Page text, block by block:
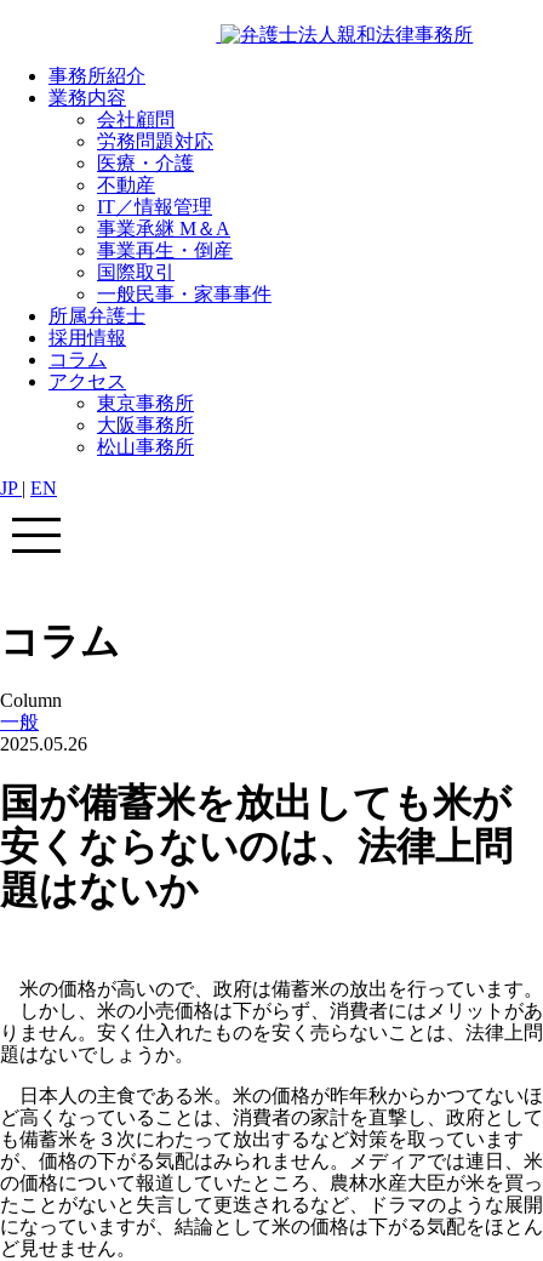
事務所紹介
業務内容
会社顧問
労務問題対応
医療・介護
不動産
IT／情報管理
事業承継 M＆A
事業再生・倒産
国際取引
一般民事・家事事件
所属弁護士
採用情報
コラム
アクセス
東京事務所
大阪事務所
松山事務所
JP | EN
コラム
Column
一般
2025.05.26
国が備蓄米を放出しても米が
安くならないのは、法律上問
題はないか
米の価格が高いので、政府は備蓄米の放出を行っています。
しかし、米の小売価格は下がらず、消費者にはメリットがあ
りません。安く仕入れたものを安く売らないことは、法律上問
題はないでしょうか。
日本人の主食である米。米の価格が昨年秋からかつてないほ
ど高くなっていることは、消費者の家計を直撃し、政府として
も備蓄米を３次にわたって放出するなど対策を取っています
が、価格の下がる気配はみられません。メディアでは連日、米
の価格について報道していたところ、農林水産大臣が米を買っ
たことがないと失言して更迭されるなど、ドラマのような展開
になっていますが、結論として米の価格は下がる気配をほとん
ど見せません。